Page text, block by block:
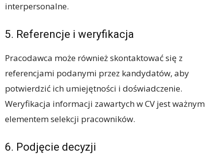
interpersonalne.
5. Referencje i weryfikacja
Pracodawca może również skontaktować się z
referencjami podanymi przez kandydatów, aby
potwierdzić ich umiejętności i doświadczenie.
Weryfikacja informacji zawartych w CV jest ważnym
elementem selekcji pracowników.
6. Podjęcie decyzji